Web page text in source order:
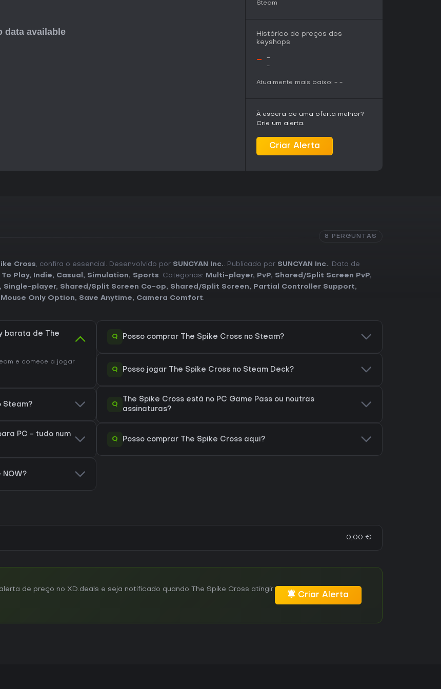
Steam
Histórico de preços dos
keyshops
- -
-
Atualmente mais baixo: - -
À espera de uma oferta melhor?
Crie um alerta.
Criar Alerta
8 PERGUNTAS
Cross, confira o essencial. Desenvolvido por SUNCYAN Inc.. Publicado por SUNCYAN Inc.. Data de
To Play, Indie, Casual , Simulation, Sports. Categorias: Multi-player, PvP, Shared/Split Screen PvP,
, Single-player, Shared/Split Screen Co-op, Shared/Split Screen, Partial Controller Support,
Mouse Only Option, Save Anytime, Camera Comfort.
barata de The
e comece a jogar
Steam?
PC - tudo num
NOW?
Q Posso comprar The Spike Cross no Steam?
Q Posso jogar The Spike Cross no Steam Deck?
Q
The Spike Cross está no PC Game Pass ou noutras
assinaturas?
Q Posso comprar The Spike Cross aqui?
0,00 €
de preço no XD.deals e seja notificado quando The Spike Cross atingir
Criar Alerta